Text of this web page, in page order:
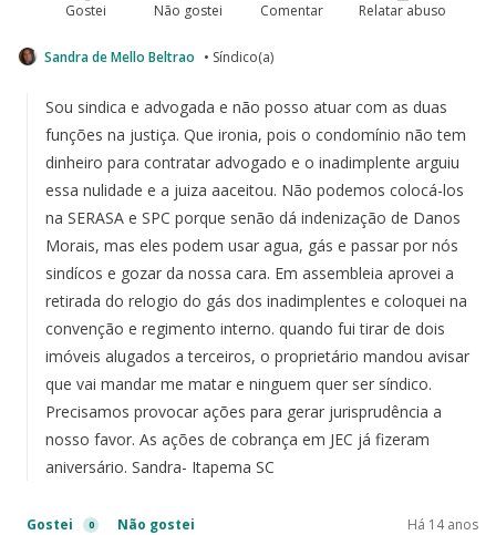
Gostei Não gostei Comentar Relatar abuso
Sandra de Mello Beltrao • Síndico(a)
Sou sindica e advogada e não posso atuar com as duas
funções na justiça. Que ironia, pois o condomínio não tem
dinheiro para contratar advogado e o inadimplente arguiu
essa nulidade e a juiza aaceitou. Não podemos colocá-los
na SERASA e SPC porque senão dá indenização de Danos
Morais, mas eles podem usar agua, gás e passar por nós
sindícos e gozar da nossa cara. Em assembleia aprovei a
retirada do relogio do gás dos inadimplentes e coloquei na
convenção e regimento interno. quando fui tirar de dois
imóveis alugados a terceiros, o proprietário mandou avisar
que vai mandar me matar e ninguem quer ser síndico.
Precisamos provocar ações para gerar jurisprudência a
nosso favor. As ações de cobrança em JEC já fizeram
aniversário. Sandra- Itapema SC
Gostei 0 Não gostei Há 14 anos